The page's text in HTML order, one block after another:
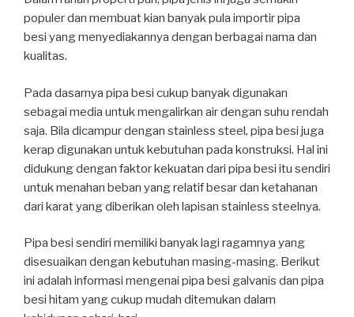
populer dan membuat kian banyak pula importir pipa
besi yang menyediakannya dengan berbagai nama dan
kualitas.
Pada dasarnya pipa besi cukup banyak digunakan
sebagai media untuk mengalirkan air dengan suhu rendah
saja. Bila dicampur dengan stainless steel, pipa besi juga
kerap digunakan untuk kebutuhan pada konstruksi. Hal ini
didukung dengan faktor kekuatan dari pipa besi itu sendiri
untuk menahan beban yang relatif besar dan ketahanan
dari karat yang diberikan oleh lapisan stainless steelnya.
Pipa besi sendiri memiliki banyak lagi ragamnya yang
disesuaikan dengan kebutuhan masing-masing. Berikut
ini adalah informasi mengenai pipa besi galvanis dan pipa
besi hitam yang cukup mudah ditemukan dalam